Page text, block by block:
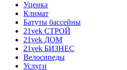
Уценка
Климат
Батуты бассейны
21vek СТРОЙ
21vek ДОМ
21vek БИЗНЕС
Велосипеды
Услуги